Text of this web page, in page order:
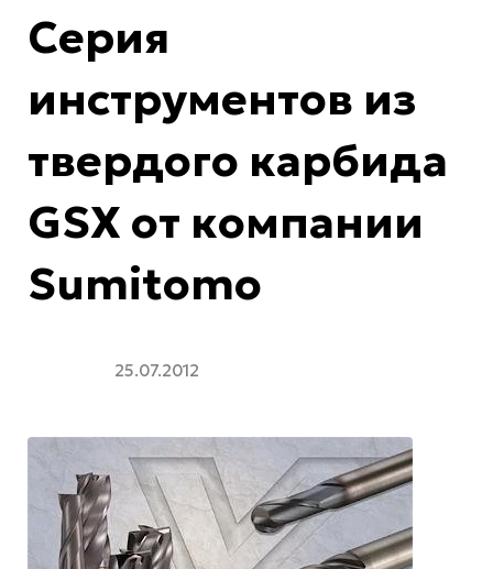
Серия
инструментов из
твердого карбида
GSX от компании
Sumitomo
25.07.2012